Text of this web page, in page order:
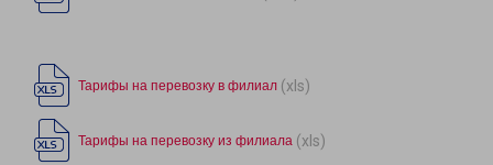
Тарифы на перевозку в филиал (xls)
Тарифы на перевозку из филиала (xls)